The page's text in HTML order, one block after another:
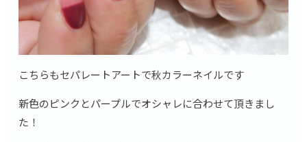
こちらもセパレートアートで秋カラーネイルです
新色のピンクとパープルでオシャレに合わせて頂きまし
た！